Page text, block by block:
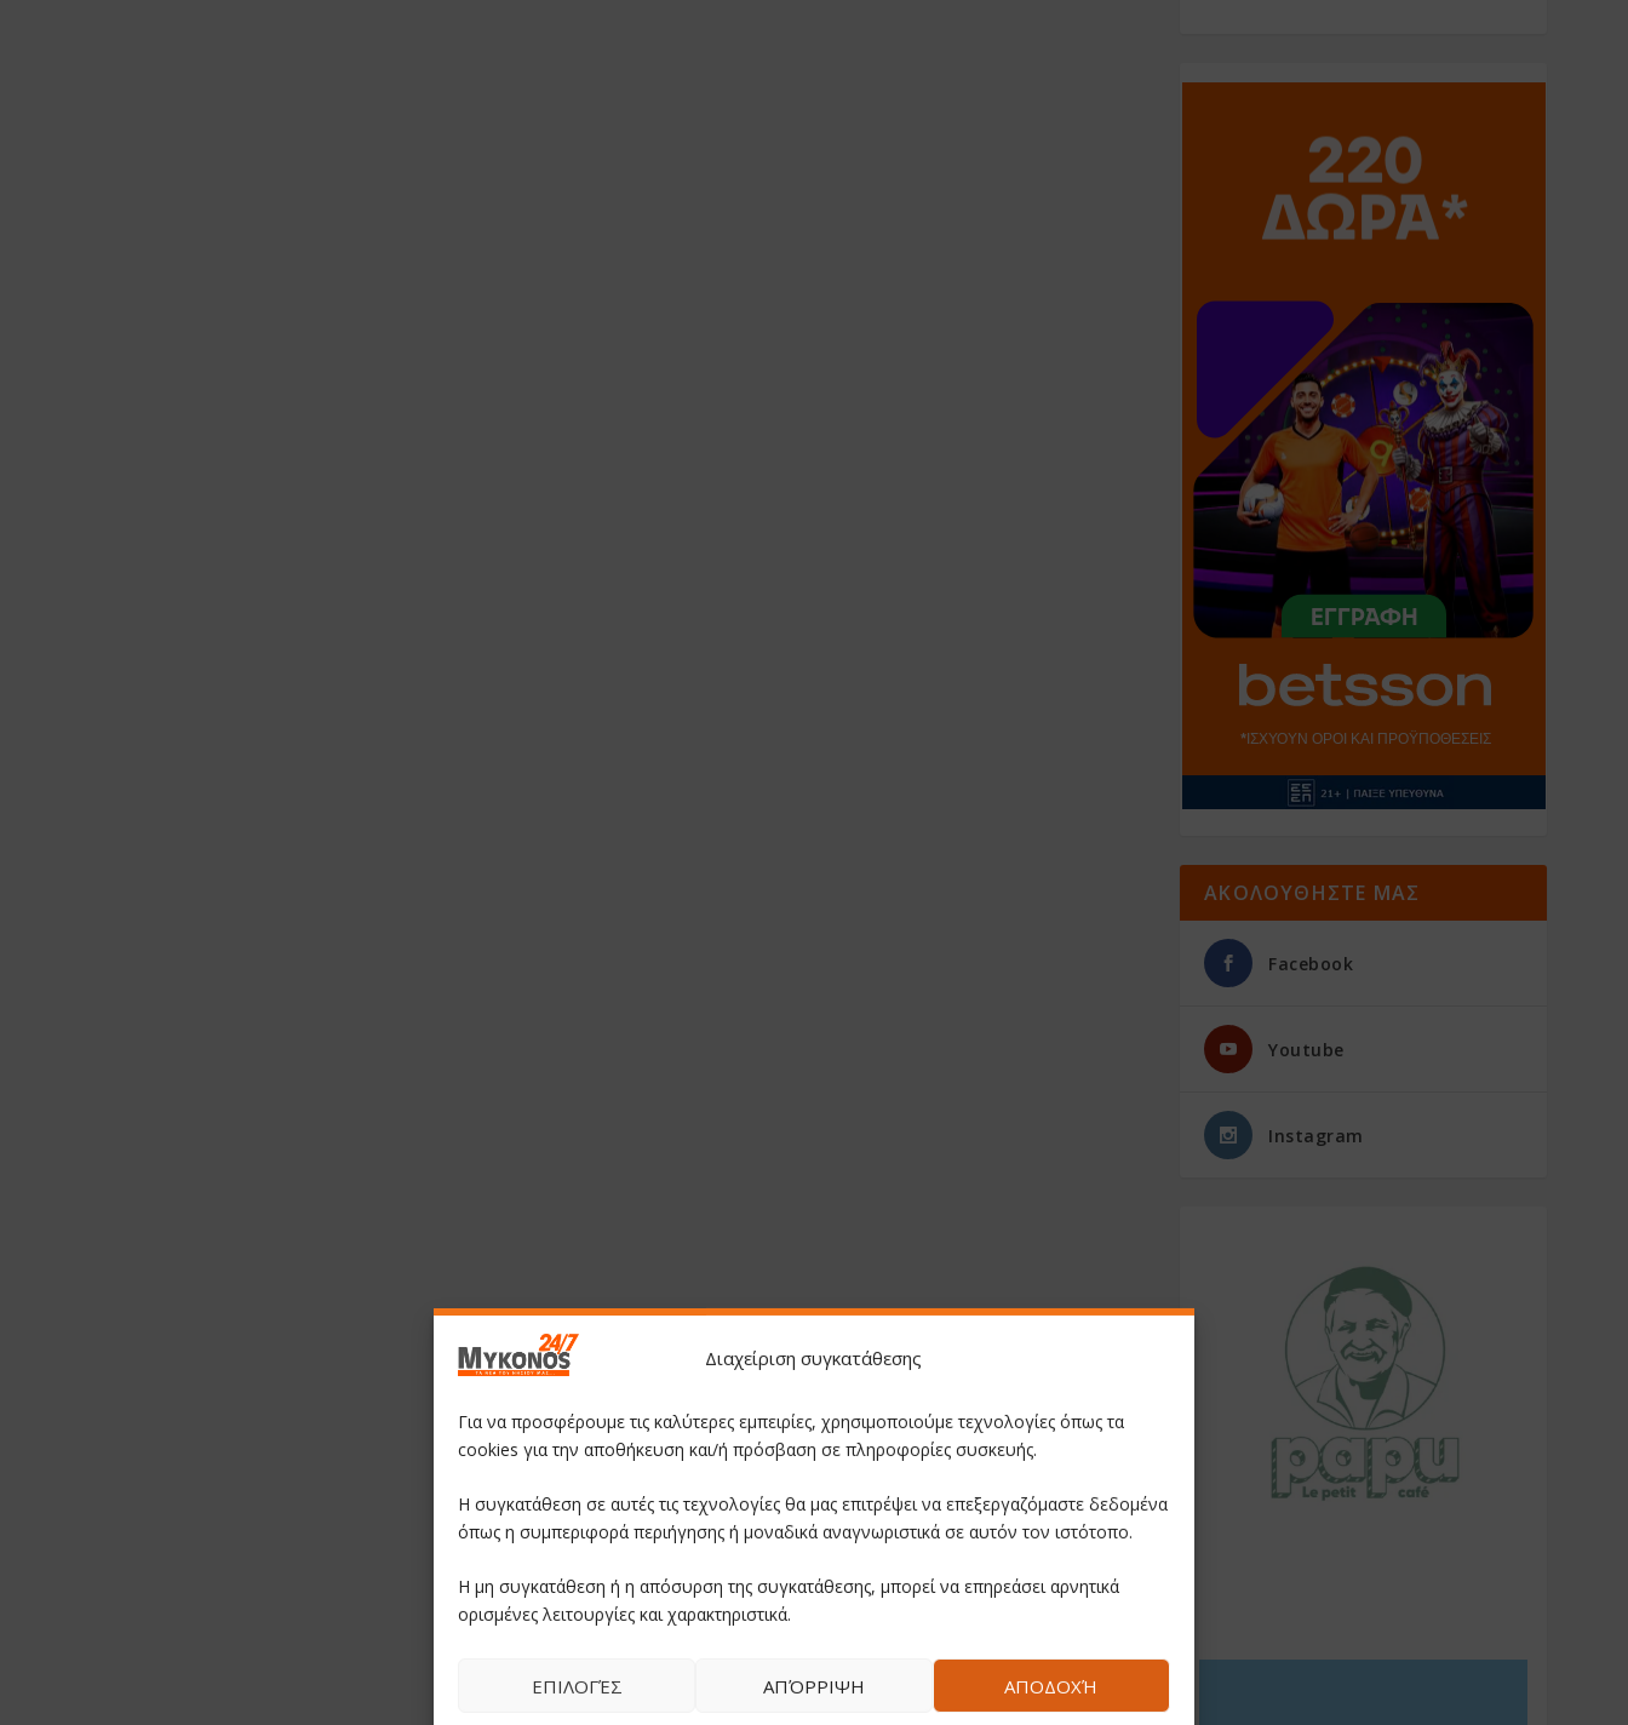
Διαχείριση συγκατάθεσης
Για να προσφέρουμε τις καλύτερες εμπειρίες, χρησιμοποιούμε τεχνολογίες όπως τα
cookies για την αποθήκευση και/ή πρόσβαση σε πληροφορίες συσκευής.
Η συγκατάθεση σε αυτές τις τεχνολογίες θα μας επιτρέψει να επεξεργαζόμαστε δεδομένα
όπως η συμπεριφορά περιήγησης ή μοναδικά αναγνωριστικά σε αυτόν τον ιστότοπο.
Η μη συγκατάθεση ή η απόσυρση της συγκατάθεσης, μπορεί να επηρεάσει αρνητικά
ορισμένες λειτουργίες και χαρακτηριστικά.
ΑΠΟΔΟΧΉ
ΑΠΌΡΡΙΨΗ
ΕΠΙΛΟΓΈΣ
ΑΚΟΛΟΥΘΗΣΤΕ ΜΑΣ
Facebook
Youtube
Instagram